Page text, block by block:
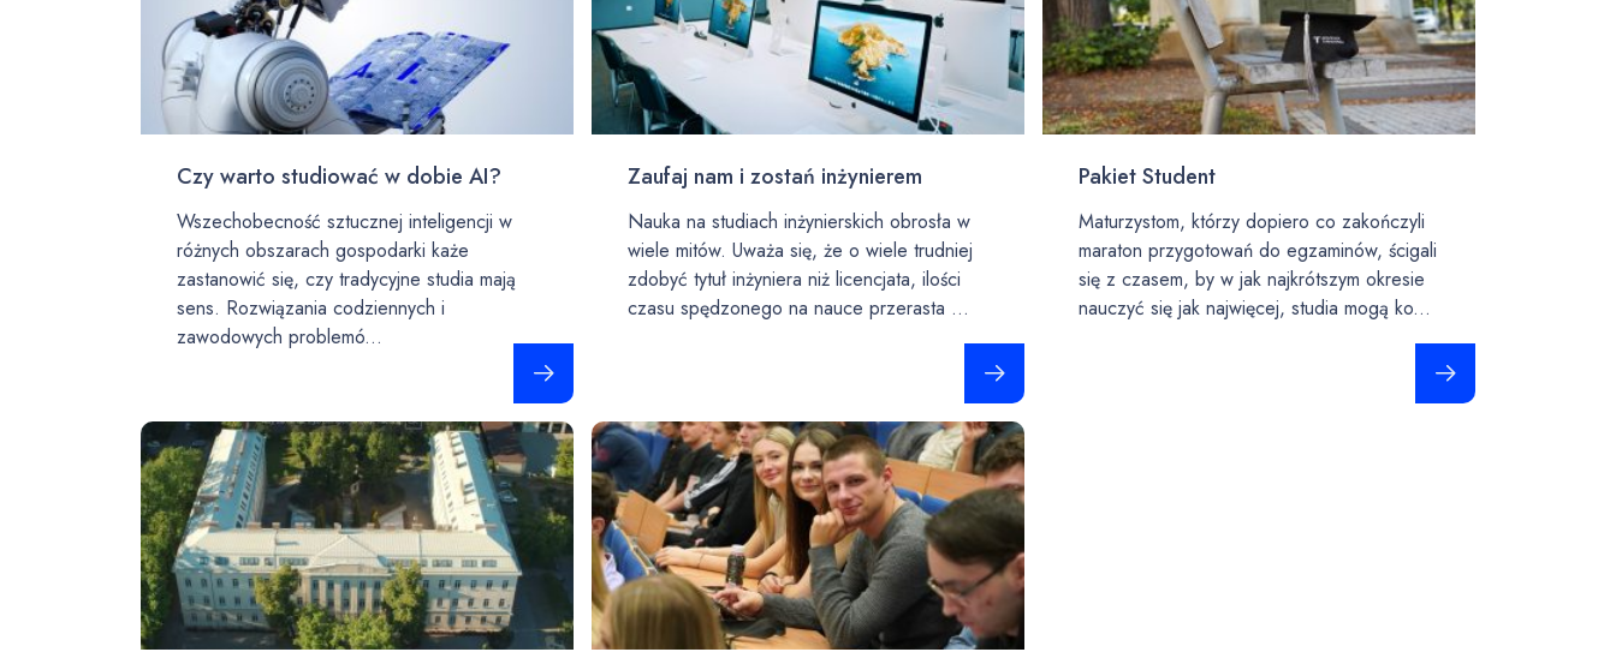
Czy warto studiować w dobie AI?
Wszechobecność sztucznej inteligencji w
różnych obszarach gospodarki każe
zastanowić się, czy tradycyjne studia mają
sens. Rozwiązania codziennych i
zawodowych problemó...
Zaufaj nam i zostań inżynierem
Nauka na studiach inżynierskich obrosła w
wiele mitów. Uważa się, że o wiele trudniej
zdobyć tytuł inżyniera niż licencjata, ilości
czasu spędzonego na nauce przerasta ...
Pakiet Student
Maturzystom, którzy dopiero co zakończyli
maraton przygotowań do egzaminów, ścigali
się z czasem, by w jak najkrótszym okresie
nauczyć się jak najwięcej, studia mogą ko...